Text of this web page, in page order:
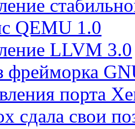
QEMU 1.0
LLVM 3.0
фрейморка
порта
сдала свои